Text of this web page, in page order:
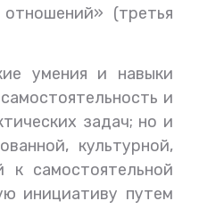
(третья
умения и навыки
и
задач; но и
культурной,
к самостоятельной
инициативу путем
Владимира Филипповича